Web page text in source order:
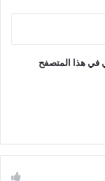
في هذا المتصفح